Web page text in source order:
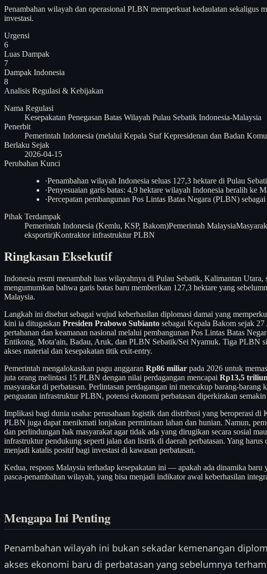
Penambahan wilayah dan operasional PLBN memperkuat kedaulatan sekaligus
investasi.
Urgensi
6
Luas Dampak
7
Dampak Indonesia
8
Analisis Regulasi & Kebijakan
Nama Regulasi
Kesepakatan Penegasan Batas Wilayah Pulau Sebatik Indonesia-Malaysia
Penerbit
Pemerintah Indonesia (melalui Kepala Staf Kepresidenan dan Badan
Berlaku Sejak
2026-04-15
Perubahan Kunci
·Penambahan wilayah Indonesia seluas 127,3 hektare di Pulau
·Penyesuaian garis batas: 4,9 hektare wilayah Indonesia beralih ke
·Percepatan pembangunan Pos Lintas Batas Negara (PLBN)
Pihak Terdampak
Pemerintah Indonesia (Kemlu, KSP, Bakom)Pemerintah Malaysia
eksportir)Kontraktor infrastruktur PLBN
Ringkasan Eksekutif
Indonesia resmi menambah luas wilayahnya di Pulau Sebatik, Kalimantan
mengumumkan bahwa garis batas baru memberikan 127,3 hektare yang
Malaysia.
Langkah ini disebut sebagai wujud keberhasilan diplomasi damai yang
kini ia ditugaskan Presiden Prabowo Subianto sebagai Kepala Bakom sejak
pertahanan dan keamanan nasional melalui pembangunan Pos Lintas Batas
Entikong, Mota'ain, Badau, Aruk, dan PLBN Sebatik/Sei Nyamuk. Tiga
akses material dan kesepakatan titik exit-entry.
Pemerintah mengalokasikan pagu anggaran Rp86 miliar pada 2026 untuk
juta orang melintasi 15 PLBN dengan nilai perdagangan mencapai Rp13,5 triliun
masyarakat di perbatasan. Perlintasan perdagangan ini mencakup barang-
penguatan infrastruktur PLBN, potensi ekonomi perbatasan diperkirakan semakin
Implikasi bagi dunia usaha: perusahaan logistik dan distribusi yang beroperasi
PLBN juga dapat menikmati lonjakan permintaan lahan dan hunian. Namun,
dan perlindungan hak masyarakat agar tidak ada yang dirugikan secara sosial
infrastruktur pendukung seperti jalan dan listrik di daerah perbatasan. Yang
menjadi katalis positif bagi investasi di kawasan perbatasan.
Kedua, respons Malaysia terhadap kesepakatan ini — apakah ada dinamika
pasca-penambahan wilayah, yang bisa menjadi indikator awal keberhasilan
Mengapa Ini Penting
Penambahan wilayah ini bukan sekadar kemenangan
akses ekonomi baru di perbatasan yang sebelumnya